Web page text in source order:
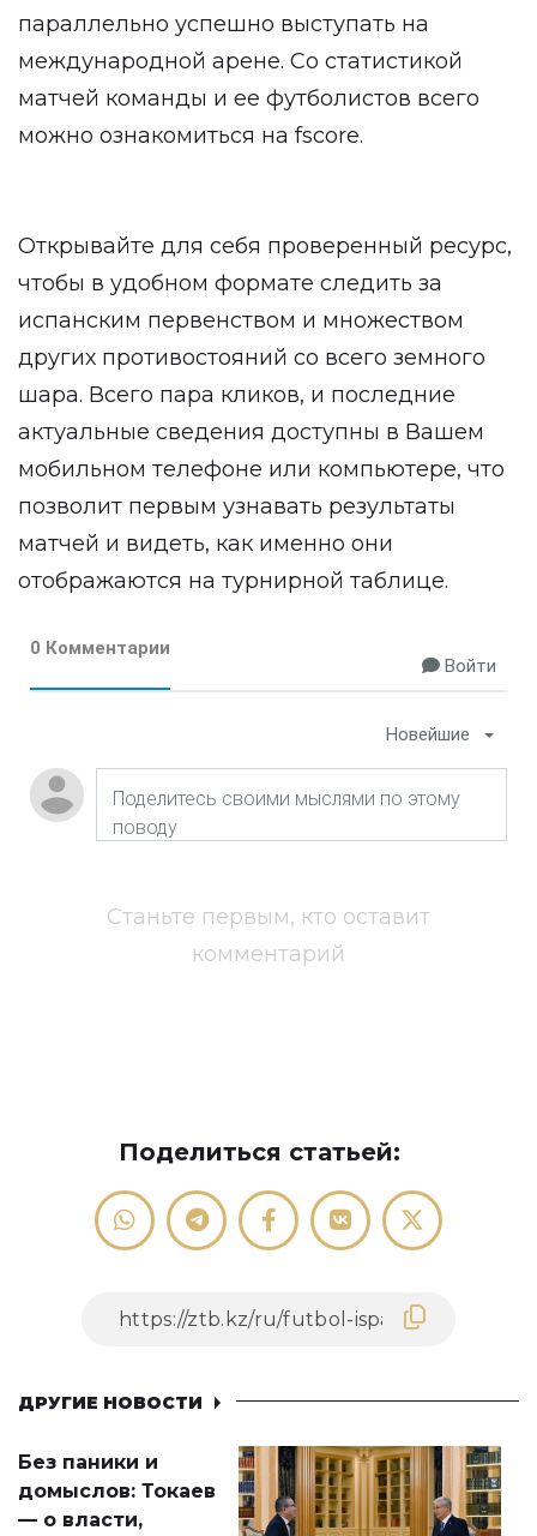
параллельно успешно выступать на
международной арене. Со статистикой
матчей команды и ее футболистов всего
можно ознакомиться на fscore.
Открывайте для себя проверенный ресурс,
чтобы в удобном формате следить за
испанским первенством и множеством
других противостояний со всего земного
шара. Всего пара кликов, и последние
актуальные сведения доступны в Вашем
мобильном телефоне или компьютере, что
позволит первым узнавать результаты
матчей и видеть, как именно они
отображаются на турнирной таблице.
0 Комментарии
Войти
Новейшие
Станьте первым, кто оставит
комментарий
Поделиться статьей:
ДРУГИЕ НОВОСТИ
Без паники и
домыслов: Токаев
— о власти,